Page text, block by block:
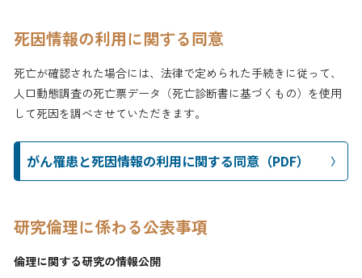
死因情報の利用に関する同意
死亡が確認された場合には、法律で定められた手続きに従って、
人口動態調査の死亡票データ（死亡診断書に基づくもの）を使用
して死因を調べさせていただきます。
がん罹患と死因情報の利用に関する同意（PDF）
研究倫理に係わる公表事項
倫理に関する研究の情報公開